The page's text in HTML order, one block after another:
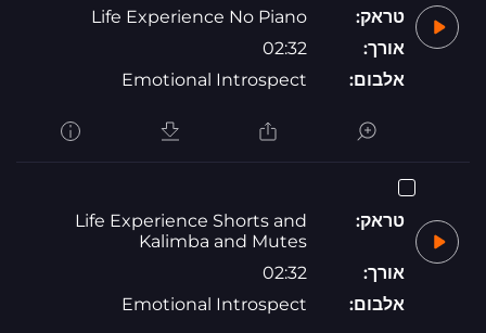
טראק:
Life Experience No Piano
אורך:
02:32
אלבום:
Emotional Introspect
טראק:
Life Experience Shorts and
Kalimba and Mutes
אורך:
02:32
אלבום:
Emotional Introspect